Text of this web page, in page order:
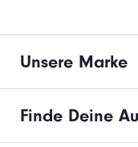
Unsere Marke
Finde Deine